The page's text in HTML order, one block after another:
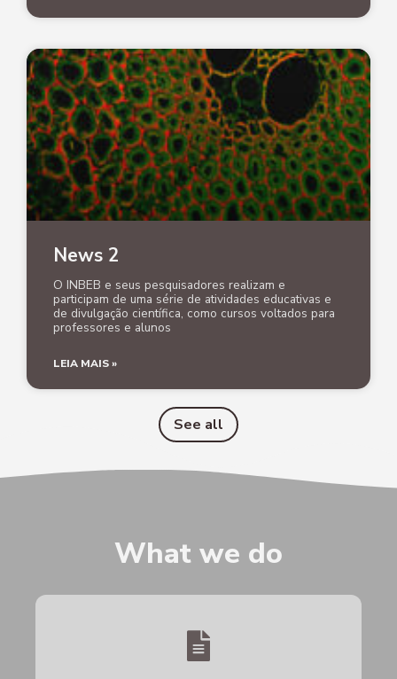
News 2
O INBEB e seus pesquisadores realizam e
participam de uma série de atividades educativas e
de divulgação científica, como cursos voltados para
professores e alunos
LEIA MAIS »
See all
What we do